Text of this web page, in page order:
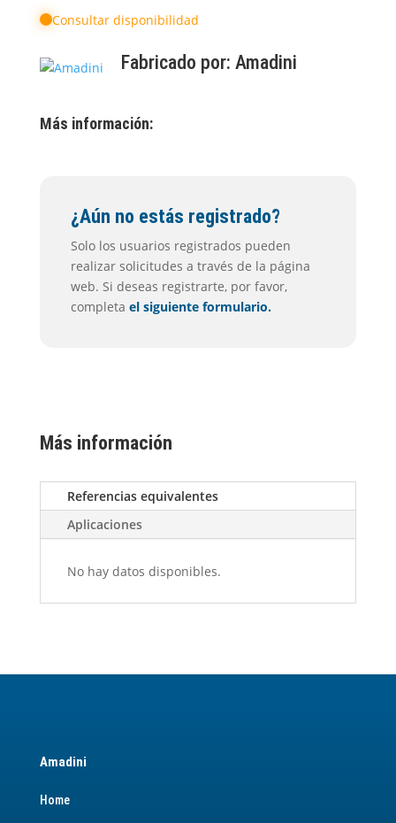
Consultar disponibilidad
Fabricado por: Amadini
Más información:
¿Aún no estás registrado?
Solo los usuarios registrados pueden
realizar solicitudes a través de la página
web. Si deseas registrarte, por favor,
completa el siguiente formulario.
Más información
Referencias equivalentes
Aplicaciones
No hay datos disponibles.
Amadini
Home